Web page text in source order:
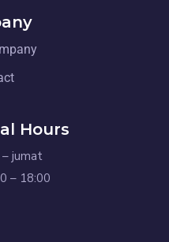
Hours
– jumat
– 18:00